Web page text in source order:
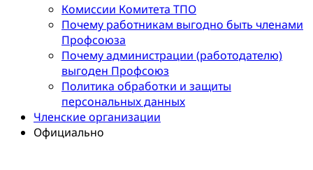
Комиссии Комитета ТПО
Почему работникам выгодно быть членами
Профсоюза
Почему администрации (работодателю)
выгоден Профсоюз
Политика обработки и защиты
персональных данных
Членские организации
Официально